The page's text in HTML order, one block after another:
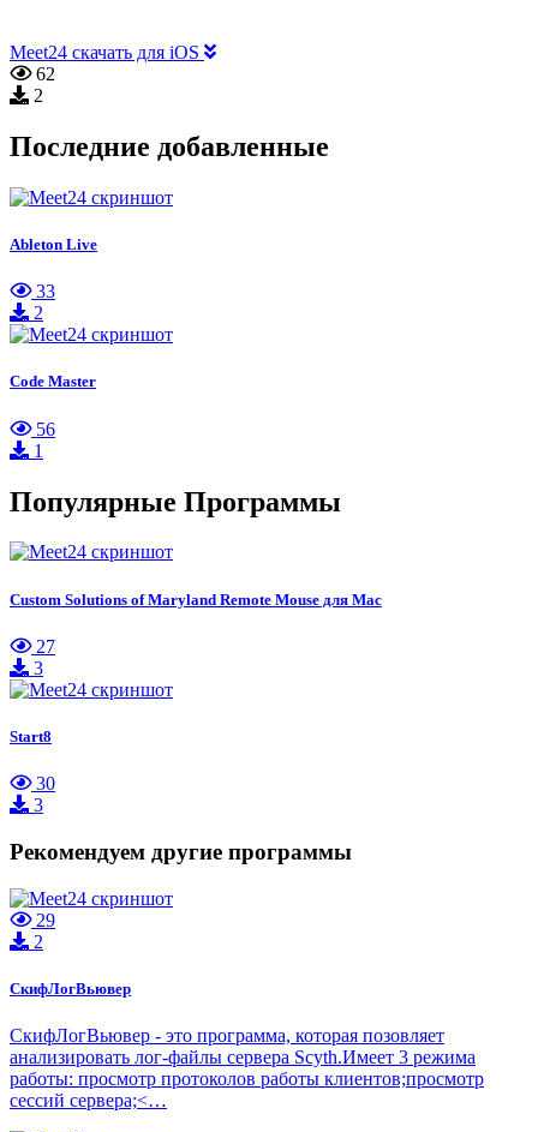
Meet24 скачать для iOS
62
2
Последние добавленные
Ableton Live
33
2
Code Master
56
1
Популярные Программы
Custom Solutions of Maryland Remote Mouse для Mac
27
3
Start8
30
3
Рекомендуем другие программы
29
2
СкифЛогВьювер
СкифЛогВьювер - это программа, которая позовляет
анализировать лог-файлы сервера Scyth.Имеет 3 режима
работы: просмотр протоколов работы клиентов;просмотр
сессий сервера;<…